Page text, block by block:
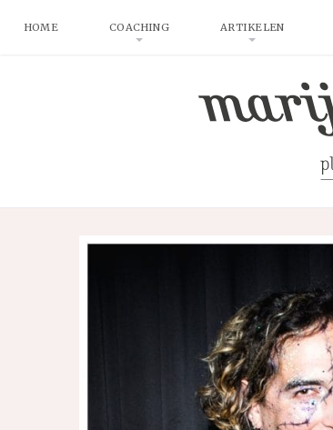
HOME COACHING ARTIKELEN